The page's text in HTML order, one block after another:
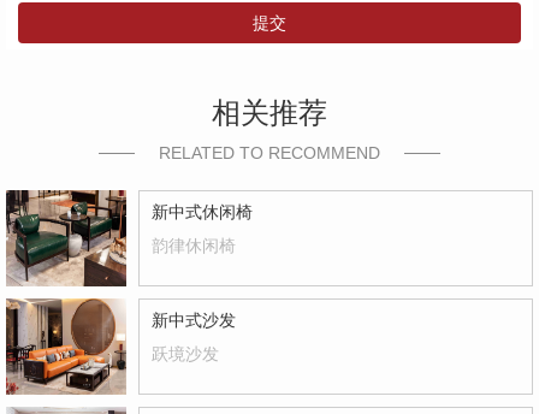
提交
相关推荐
RELATED TO RECOMMEND
新中式休闲椅
韵律休闲椅
新中式沙发
跃境沙发